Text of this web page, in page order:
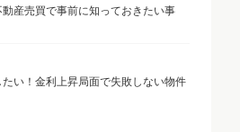
産売買で事前に知っておきたい事
い！金利上昇局面で失敗しない物件